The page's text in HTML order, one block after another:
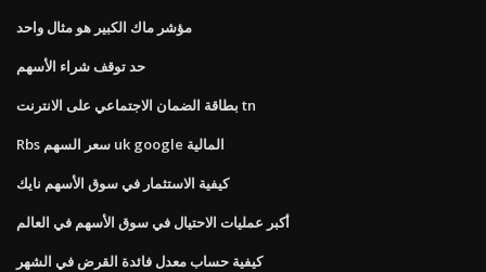
مؤشر ماك الكبير هو مثال واحد
حد توقف شراء الأسهم
بطاقة الضمان الاجتماعي على الانترنت tn
Rbs سعر السهم uk google المالية
كيفية الاستثمار في سوق الأسهم نايك
أكبر عمليات الاحتيال في سوق الأسهم في العالم
كيفية حساب معدل فائدة القرض في الشهر